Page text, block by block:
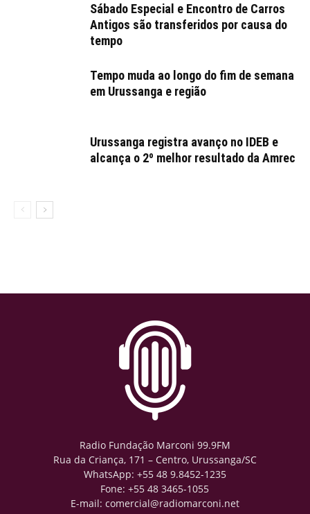
Sábado Especial e Encontro de Carros
Antigos são transferidos por causa do
tempo
Tempo muda ao longo do fim de semana
em Urussanga e região
Urussanga registra avanço no IDEB e
alcança o 2º melhor resultado da Amrec
Radio Fundação Marconi 99.9FM
Rua da Criança, 171 – Centro, Urussanga/SC
WhatsApp: +55 48 9.8452-1235
Fone: +55 48 3465-1055
E-mail: comercial@radiomarconi.net